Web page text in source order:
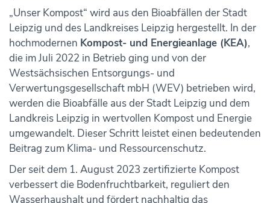
„Unser Kompost“ wird aus den Bioabfällen der Stadt
Leipzig und des Landkreises Leipzig hergestellt. In der
hochmodernen Kompost- und Energieanlage (KEA),
die im Juli 2022 in Betrieb ging und von der
Westsächsischen Entsorgungs- und
Verwertungsgesellschaft mbH (WEV) betrieben wird,
werden die Bioabfälle aus der Stadt Leipzig und dem
Landkreis Leipzig in wertvollen Kompost und Energie
umgewandelt. Dieser Schritt leistet einen bedeutenden
Beitrag zum Klima- und Ressourcenschutz.
Der seit dem 1. August 2023 zertifizierte Kompost
verbessert die Bodenfruchtbarkeit, reguliert den
Wasserhaushalt und fördert nachhaltig das